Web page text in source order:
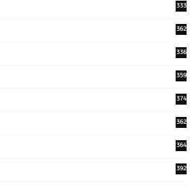
333
362
336
359
374
362
364
392